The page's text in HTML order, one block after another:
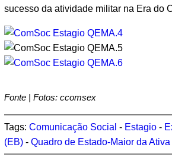
sucesso da atividade militar na Era do
Fonte | Fotos: ccomsex
Tags: Comunicação Social - Estagio -
(EB) - Quadro de Estado-Maior da